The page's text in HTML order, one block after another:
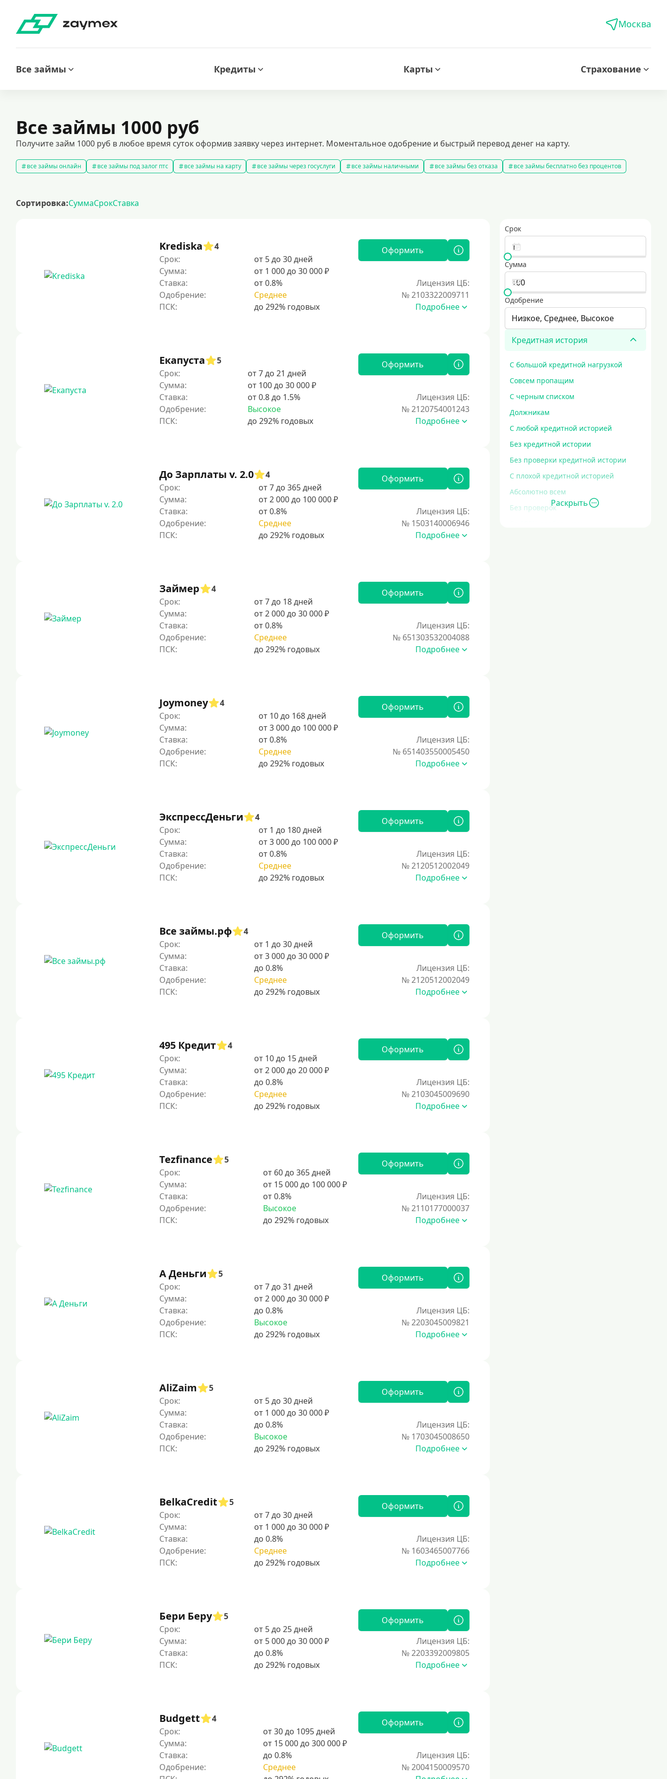
Москва
Все займы Кредиты Карты Страхование
Все займы 1000 руб
Получите займ 1000 руб в любое время суток оформив заявку через интернет. Моментальное одобрение и быстрый перевод денег на карту.
все займы онлайн все займы под залог птс все займы на карту все займы через госуслуги все займы наличными все займы без отказа
все займы бесплатно без процентов
рефинансирование займов
калькулятор займов
Сортировка:СуммаСрокСтавка
Срок
Сумма
Одобрение
Низкое, Среднее, Высокое
Кредитная история
С большой кредитной нагрузкой
Совсем пропащим
С черным списком
Должникам
С любой кредитной историей
Без кредитной истории
Без проверки кредитной истории
С плохой кредитной историей
Абсолютно всем
Без проверокРаскрыть
Krediska
4
Срок:
от 5 до 30 дней
Сумма:
от 1 000 до 30 000 ₽
Ставка:
от 0.8%
Одобрение:
Среднее
Оформить
Лицензия ЦБ:
№ 2103322009711
Подробнее
Екапуста
5
Срок:
от 7 до 21 дней
Сумма:
от 100 до 30 000 ₽
Ставка:
от 0.8 до 1.5%
Одобрение:
Высокое
Оформить
Лицензия ЦБ:
№ 2120754001243
Подробнее
До Зарплаты v. 2.0
4
Срок:
от 7 до 365 дней
Сумма:
от 2 000 до 100 000 ₽
Ставка:
от 0.8%
Одобрение:
Среднее
Оформить
Лицензия ЦБ:
№ 1503140006946
Подробнее
Займер
4
Срок:
от 7 до 18 дней
Сумма:
от 2 000 до 30 000 ₽
Ставка:
от 0.8%
Одобрение:
Среднее
Оформить
Лицензия ЦБ:
№ 651303532004088
Подробнее
Joymoney
4
Срок:
от 10 до 168 дней
Сумма:
от 3 000 до 100 000 ₽
Ставка:
от 0.8%
Одобрение:
Среднее
Оформить
Лицензия ЦБ:
№ 651403550005450
Подробнее
ЭкспрессДеньги
4
Срок:
от 1 до 180 дней
Сумма:
от 3 000 до 100 000 ₽
Ставка:
от 0.8%
Одобрение:
Среднее
Оформить
Лицензия ЦБ:
№ 2120512002049
Подробнее
Все займы.рф
4
Срок:
от 1 до 30 дней
Сумма:
от 3 000 до 30 000 ₽
Ставка:
до 0.8%
Одобрение:
Среднее
Оформить
Лицензия ЦБ:
№ 2120512002049
Подробнее
495 Кредит
4
Срок:
от 10 до 15 дней
Сумма:
от 2 000 до 20 000 ₽
Ставка:
до 0.8%
Одобрение:
Среднее
Оформить
Лицензия ЦБ:
№ 2103045009690
Подробнее
Tezfinance
5
Срок:
от 60 до 365 дней
Сумма:
от 15 000 до 100 000 ₽
Ставка:
от 0.8%
Одобрение:
Высокое
Оформить
Лицензия ЦБ:
№ 2110177000037
Подробнее
А Деньги
5
Срок:
от 7 до 31 дней
Сумма:
от 2 000 до 30 000 ₽
Ставка:
до 0.8%
Одобрение:
Высокое
Оформить
Лицензия ЦБ:
№ 2203045009821
Подробнее
AliZaim
5
Срок:
от 5 до 30 дней
Сумма:
от 1 000 до 30 000 ₽
Ставка:
до 0.8%
Одобрение:
Высокое
Оформить
Лицензия ЦБ:
№ 1703045008650
Подробнее
BelkaCredit
5
Срок:
от 7 до 30 дней
Сумма:
от 1 000 до 30 000 ₽
Ставка:
до 0.8%
Одобрение:
Среднее
Оформить
Лицензия ЦБ:
№ 1603465007766
Подробнее
Бери Беру
5
Срок:
от 5 до 25 дней
Сумма:
от 5 000 до 30 000 ₽
Ставка:
до 0.8%
Оформить
Лицензия ЦБ:
№ 2203392009805
Подробнее
Budgett
4
Срок:
от 30 до 1095 дней
Сумма:
от 15 000 до 300 000 ₽
Ставка:
до 0.8%
Одобрение:
Среднее
Оформить
Лицензия ЦБ:
№ 2004150009570